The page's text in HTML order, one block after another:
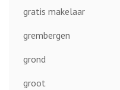
gratis makelaar
grembergen
grond
groot